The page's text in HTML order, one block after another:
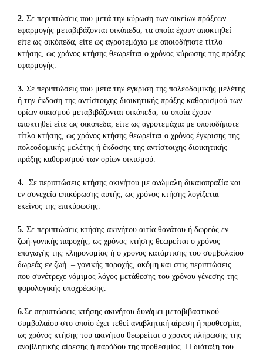
2. Σε περιπτώσεις που μετά την κύρωση των οικείων πράξεων
εφαρμογής μεταβιβάζονται οικόπεδα, τα οποία έχουν αποκτηθεί
είτε ως οικόπεδα, είτε ως αγροτεμάχια με οποιοδήποτε τίτλο
κτήσης, ως χρόνος κτήσης θεωρείται ο χρόνος κύρωσης της πράξης
εφαρμογής.
3. Σε περιπτώσεις που μετά την έγκριση της πολεοδομικής μελέτης
ή την έκδοση της αντίστοιχης διοικητικής πράξης καθορισμού των
ορίων οικισμού μεταβιβάζονται οικόπεδα, τα οποία έχουν
αποκτηθεί είτε ως οικόπεδα, είτε ως αγροτεμάχια με οποιοδήποτε
τίτλο κτήσης, ως χρόνος κτήσης θεωρείται ο χρόνος έγκρισης της
πολεοδομικής μελέτης ή έκδοσης της αντίστοιχης διοικητικής
πράξης καθορισμού των ορίων οικισμού.
4. Σε περιπτώσεις κτήσης ακινήτου με ανώμαλη δικαιοπραξία και
εν συνεχεία επικύρωσης αυτής, ως χρόνος κτήσης λογίζεται
εκείνος της επικύρωσης.
5. Σε περιπτώσεις κτήσης ακινήτου αιτία θανάτου ή δωρεάς εν
ζωή-γονικής παροχής, ως χρόνος κτήσης θεωρείται ο χρόνος
επαγωγής της κληρονομίας ή ο χρόνος κατάρτισης του συμβολαίου
δωρεάς εν ζωή – γονικής παροχής, ακόμη και στις περιπτώσεις
που συνέτρεχε νόμιμος λόγος μετάθεσης του χρόνου γένεσης της
φορολογικής υποχρέωσης.
6.Σε περιπτώσεις κτήσης ακινήτου δυνάμει μεταβιβαστικού
συμβολαίου στο οποίο έχει τεθεί αναβλητική αίρεση ή προθεσμία,
ως χρόνος κτήσης του ακινήτου θεωρείται ο χρόνος πλήρωσης της
αναβλητικής αίρεσης ή παρόδου της προθεσμίας. Η διάταξη του